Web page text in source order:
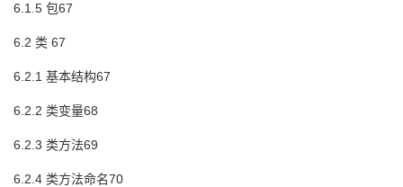
6.1.5 包67
6.2 类 67
6.2.1 基本结构67
6.2.2 类变量68
6.2.3 类方法69
6.2.4 类方法命名70